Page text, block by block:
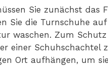
Sie zunächst das
Sie die Turnschuhe
waschen. Zum
einer Schuhschachtel
Ort aufhängen, um